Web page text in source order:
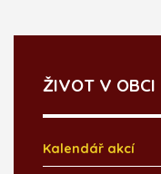
ŽIVOT V OBCI
Kalendář akcí